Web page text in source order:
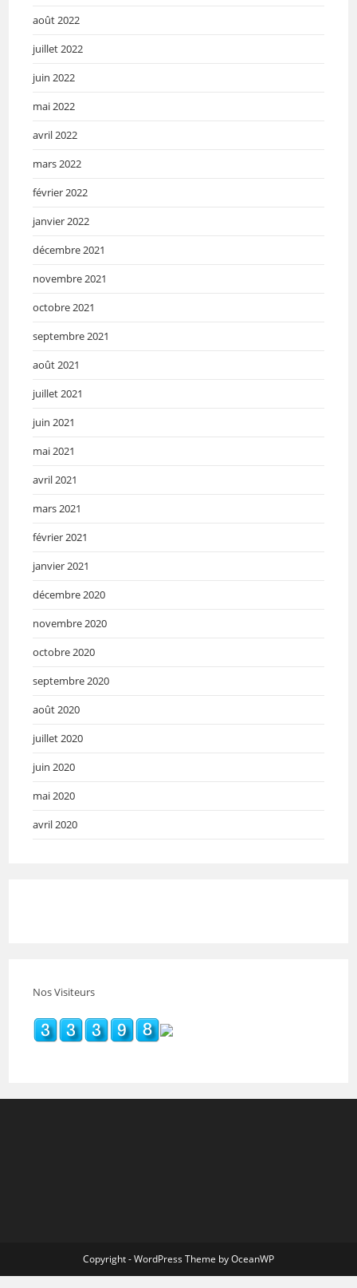
août 2022
juillet 2022
juin 2022
mai 2022
avril 2022
mars 2022
février 2022
janvier 2022
décembre 2021
novembre 2021
octobre 2021
septembre 2021
août 2021
juillet 2021
juin 2021
mai 2021
avril 2021
mars 2021
février 2021
janvier 2021
décembre 2020
novembre 2020
octobre 2020
septembre 2020
août 2020
juillet 2020
juin 2020
mai 2020
avril 2020
Nos Visiteurs
Copyright - WordPress Theme by OceanWP